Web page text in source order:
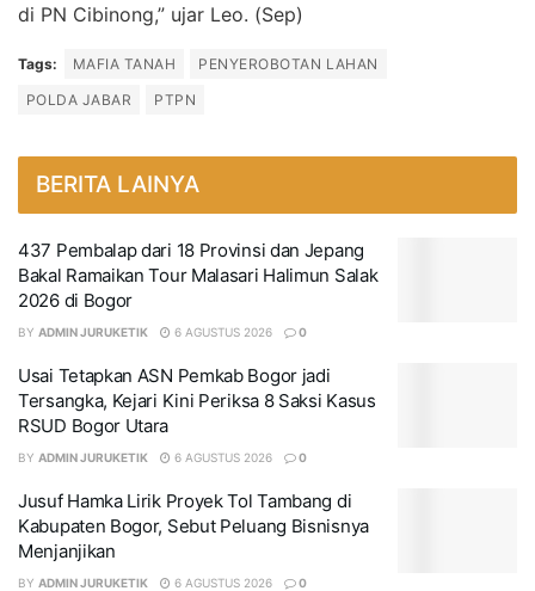
di PN Cibinong,” ujar Leo. (Sep)
Tags: MAFIA TANAH
PENYEROBOTAN LAHAN
POLDA JABAR
PTPN
BERITA LAINYA
437 Pembalap dari 18 Provinsi dan Jepang
Bakal Ramaikan Tour Malasari Halimun Salak
2026 di Bogor
BY ADMIN JURUKETIK 6 AGUSTUS 2026 0
Usai Tetapkan ASN Pemkab Bogor jadi
Tersangka, Kejari Kini Periksa 8 Saksi Kasus
RSUD Bogor Utara
BY ADMIN JURUKETIK 6 AGUSTUS 2026 0
Jusuf Hamka Lirik Proyek Tol Tambang di
Kabupaten Bogor, Sebut Peluang Bisnisnya
Menjanjikan
BY ADMIN JURUKETIK 6 AGUSTUS 2026 0